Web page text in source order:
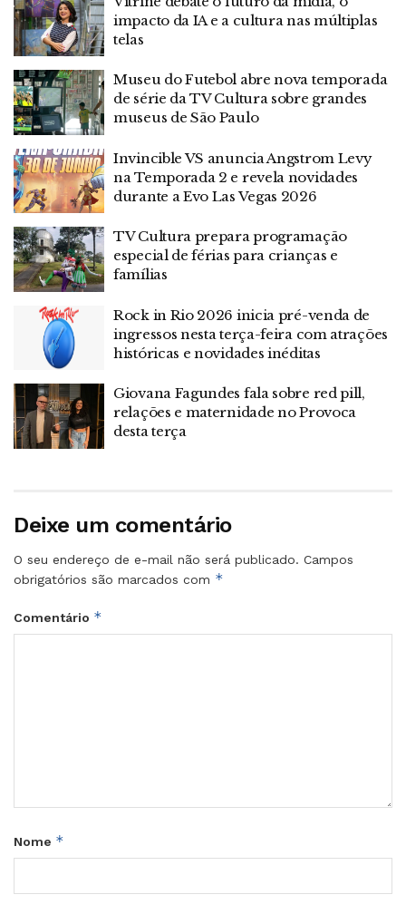
impacto da IA e a cultura nas múltiplas
telas
Museu do Futebol abre nova temporada
de série da TV Cultura sobre grandes
museus de São Paulo
Invincible VS anuncia Angstrom Levy
na Temporada 2 e revela novidades
durante a Evo Las Vegas 2026
TV Cultura prepara programação
especial de férias para crianças e
famílias
Rock in Rio 2026 inicia pré-venda de
ingressos nesta terça-feira com atrações
históricas e novidades inéditas
Giovana Fagundes fala sobre red pill,
relações e maternidade no Provoca
desta terça
Deixe um comentário
O seu endereço de e-mail não será publicado. Campos
obrigatórios são marcados com *
Comentário *
Nome *